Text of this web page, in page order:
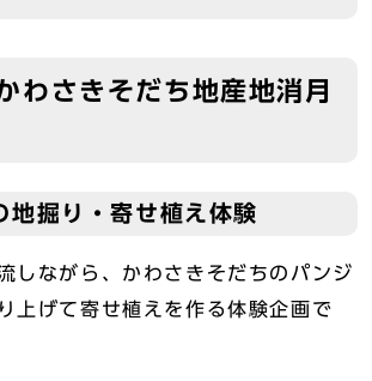
わさきそだち地産地消月
地掘り・寄せ植え体験
しながら、かわさきそだちのパンジ
上げて寄せ植えを作る体験企画で